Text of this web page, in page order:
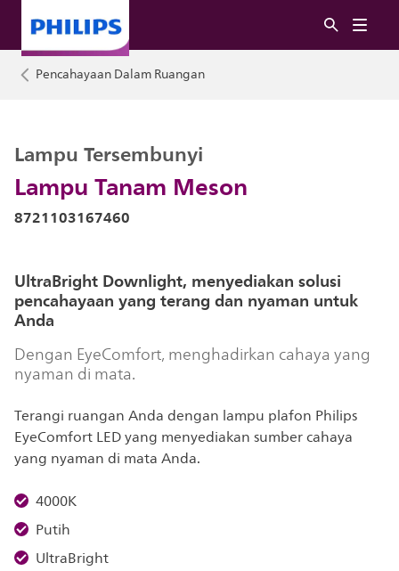
Pencahayaan Dalam Ruangan
Lampu Tanam Meson
Lampu Tersembunyi
8721103167460
UltraBright Downlight, menyediakan solusi
pencahayaan yang terang dan nyaman untuk
Anda
Dengan EyeComfort, menghadirkan cahaya yang
nyaman di mata.
Terangi ruangan Anda dengan lampu plafon Philips
EyeComfort LED yang menyediakan sumber cahaya
yang nyaman di mata Anda.
4000K
Putih
UltraBright